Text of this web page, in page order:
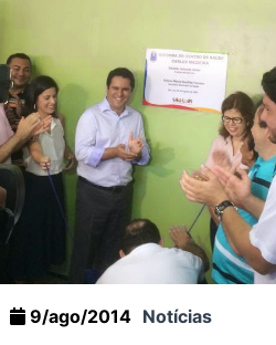
9/ago/2014 Notícias